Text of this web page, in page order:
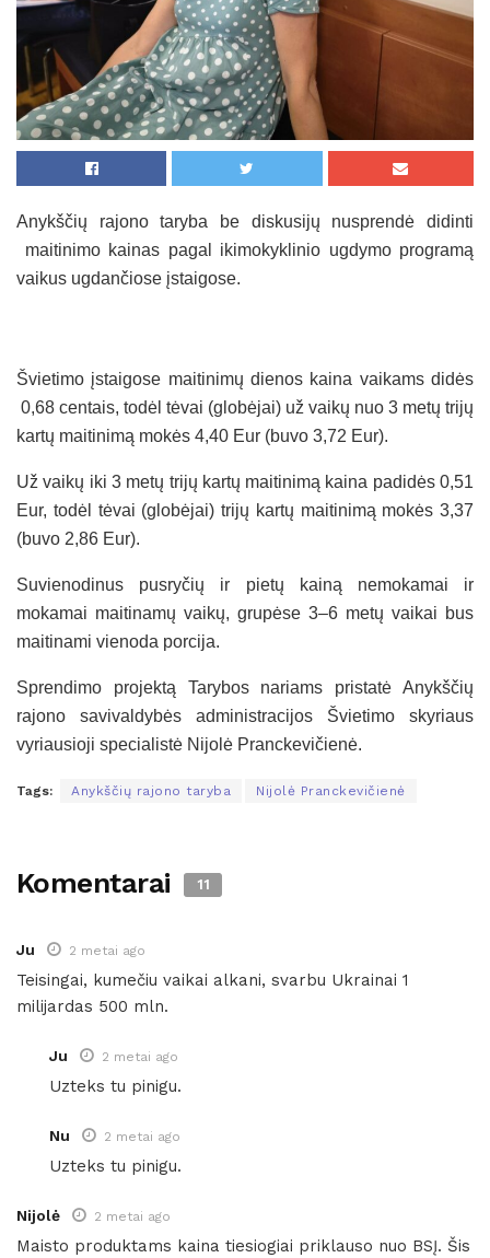
Anykščių rajono taryba be diskusijų nusprendė didinti
maitinimo kainas pagal ikimokyklinio ugdymo programą
vaikus ugdančiose įstaigose.
Švietimo įstaigose maitinimų dienos kaina vaikams didės
0,68 centais, todėl tėvai (globėjai) už vaikų nuo 3 metų trijų
kartų maitinimą mokės 4,40 Eur (buvo 3,72 Eur).
Už vaikų iki 3 metų trijų kartų maitinimą kaina padidės 0,51
Eur, todėl tėvai (globėjai) trijų kartų maitinimą mokės 3,37
(buvo 2,86 Eur).
Suvienodinus pusryčių ir pietų kainą nemokamai ir
mokamai maitinamų vaikų, grupėse 3–6 metų vaikai bus
maitinami vienoda porcija.
Sprendimo projektą Tarybos nariams pristatė Anykščių
rajono savivaldybės administracijos Švietimo skyriaus
vyriausioji specialistė Nijolė Pranckevičienė.
Tags: Anykščių rajono taryba Nijolė Pranckevičienė
Komentarai 11
Ju 2 metai ago
Teisingai, kumečiu vaikai alkani, svarbu Ukrainai 1
milijardas 500 mln.
Ju 2 metai ago
Uzteks tu pinigu.
Nu 2 metai ago
Uzteks tu pinigu.
Nijolė 2 metai ago
Maisto produktams kaina tiesiogiai priklauso nuo BSĮ. Šis